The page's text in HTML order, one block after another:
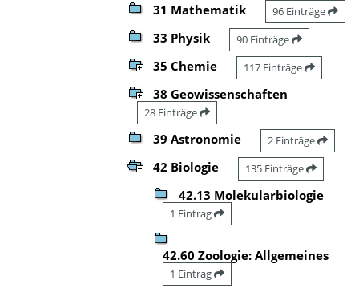
31 Mathematik 96 Einträge
33 Physik 90 Einträge
35 Chemie 117 Einträge
38 Geowissenschaften
28 Einträge
39 Astronomie 2 Einträge
42 Biologie 135 Einträge
42.13 Molekularbiologie
1 Eintrag
42.60 Zoologie: Allgemeines
1 Eintrag